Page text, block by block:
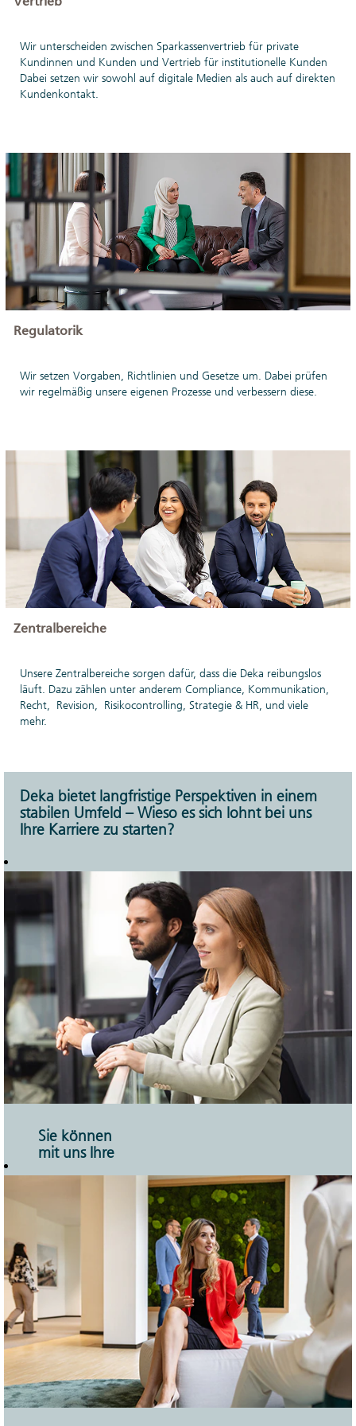
Wir unterscheiden zwischen Sparkassenvertrieb für private
Kundinnen und Kunden und Vertrieb für institutionelle Kunden
Dabei setzen wir sowohl auf digitale Medien als auch auf direkten
Kundenkontakt.
Regulatorik
Wir setzen Vorgaben, Richtlinien und Gesetze um. Dabei prüfen
wir regelmäßig unsere eigenen Prozesse und verbessern diese.
Zentralbereiche
Unsere Zentralbereiche sorgen dafür, dass die Deka reibungslos
läuft. Dazu zählen unter anderem Compliance, Kommunikation,
Recht, Revision, Risikocontrolling, Strategie & HR, und viele
mehr.
Deka bietet langfristige Perspektiven in einem
stabilen Umfeld – Wieso es sich lohnt bei uns
Ihre Karriere zu starten?
Sie können
mit uns Ihre
wesentlicher Teil der
Sparkassen-
verfügen wir über
einen hohen
Marktanteil und
solide finanzielle
Stärke. Mit diesen
Voraussetzungen